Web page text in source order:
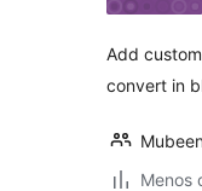
Add
convert in
Menos